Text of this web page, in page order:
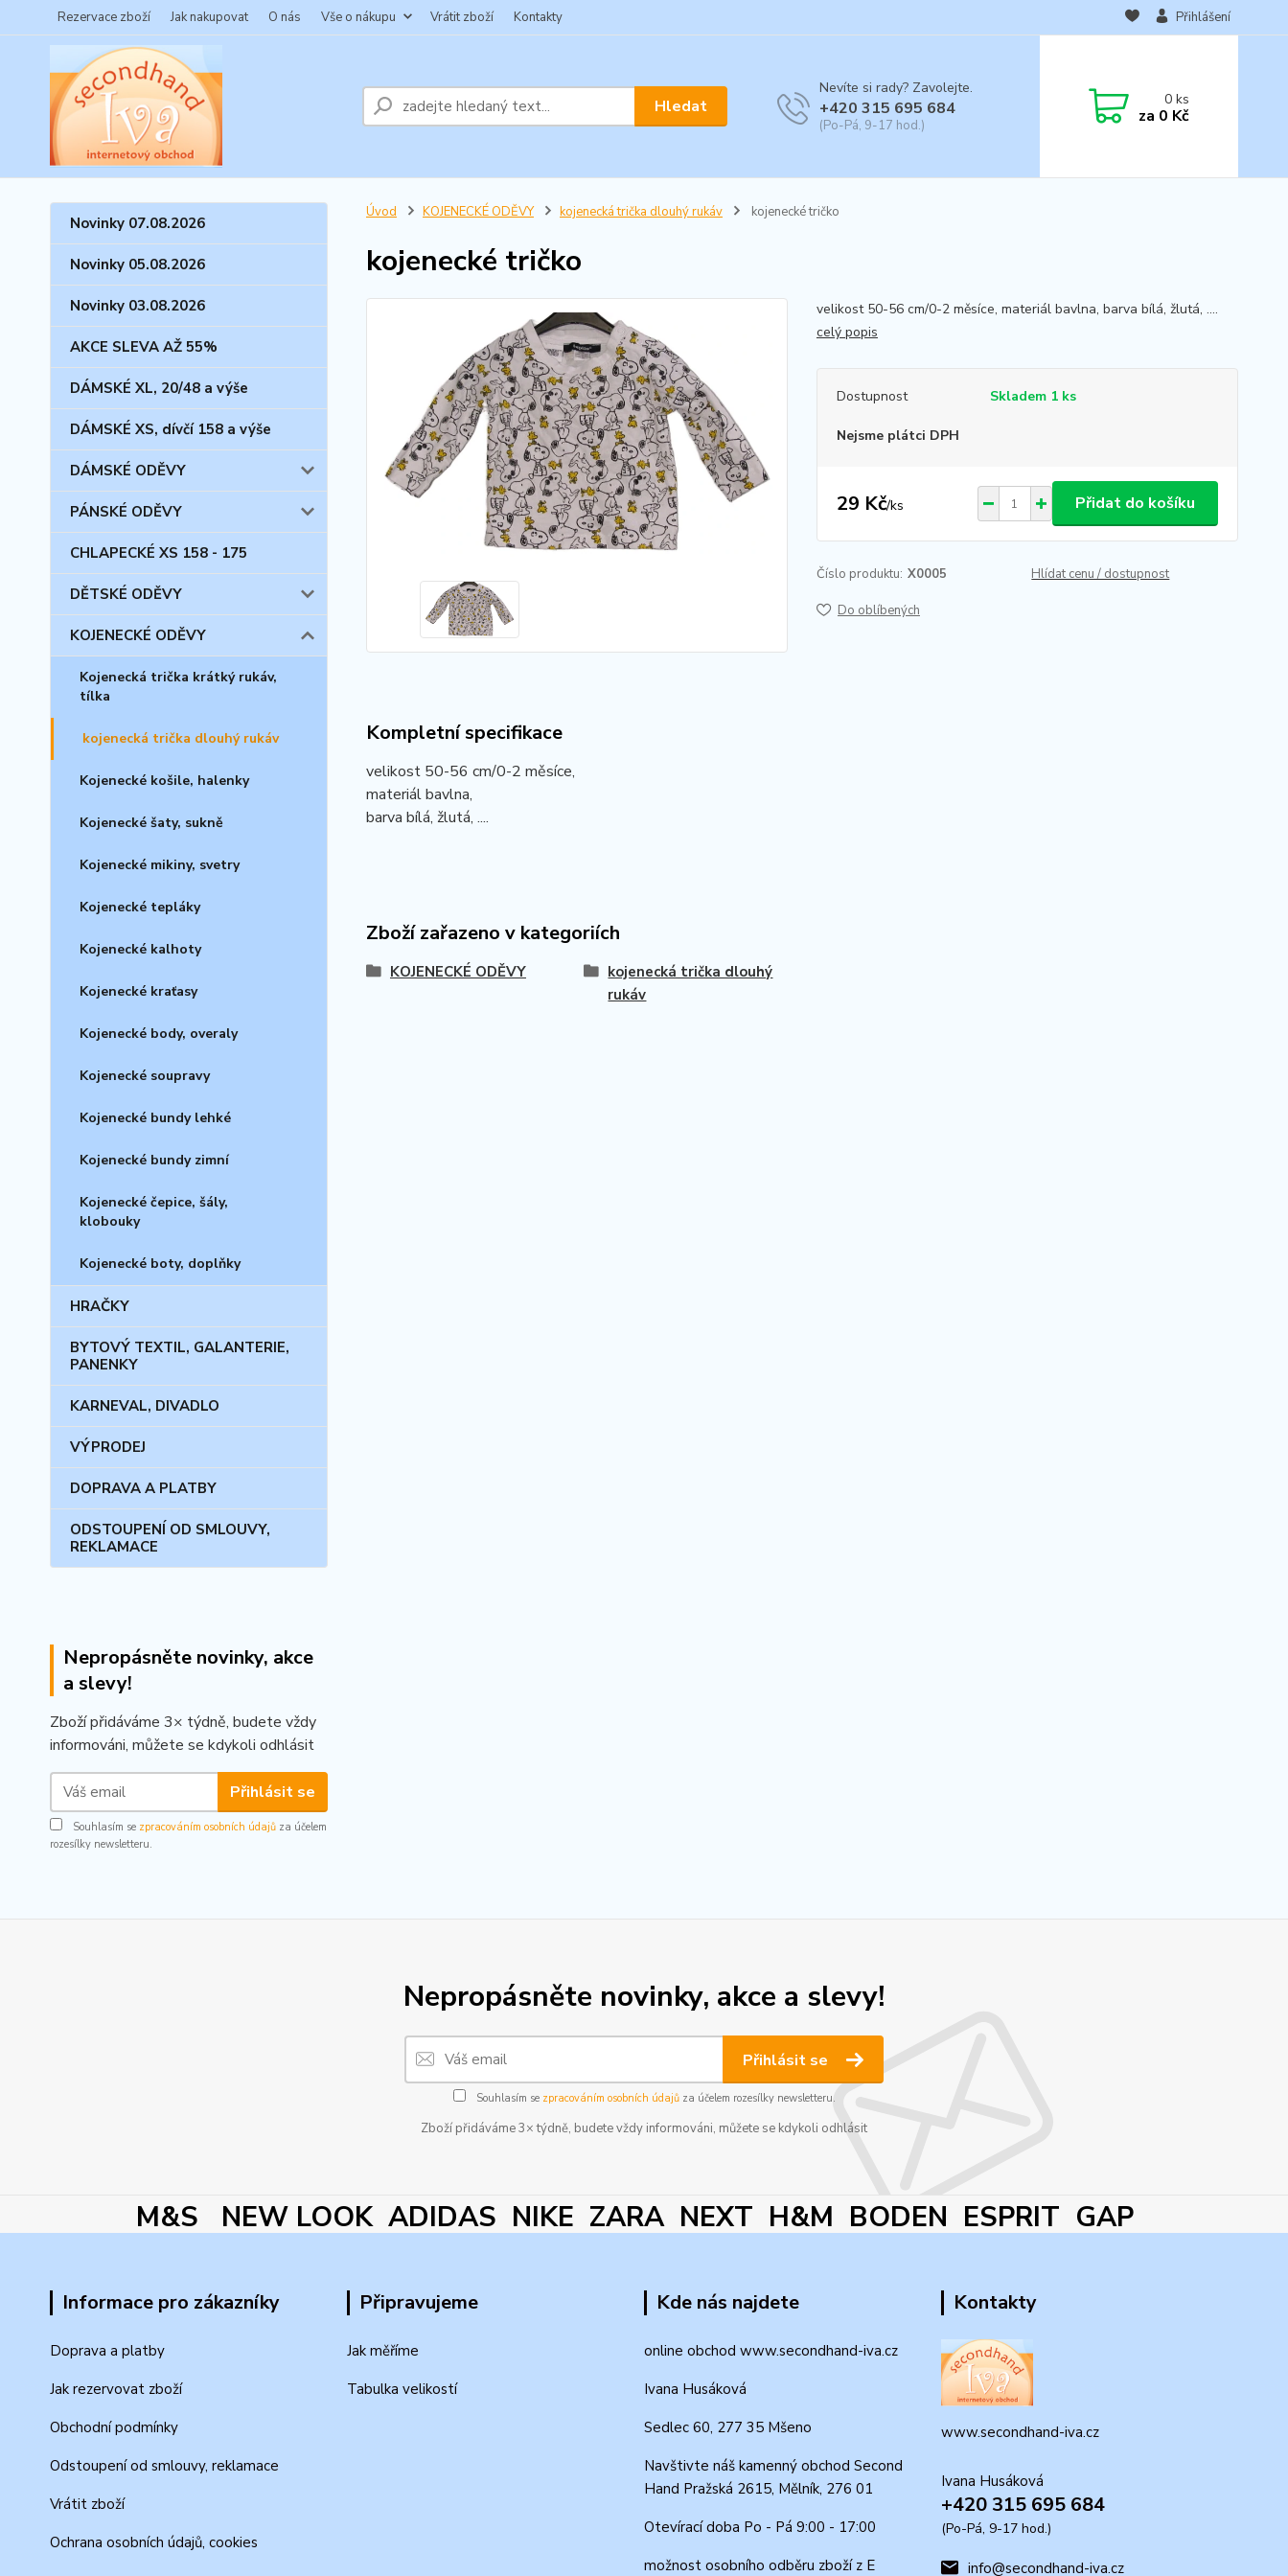
Rezervace zboží Jak nakupovat O nás Vše o nákupu Vrátit zboží Kontakty Přihlášení
Hledat
Nevíte si rady? Zavolejte.
+420 315 695 684
(Po-Pá, 9-17 hod.)
0ks
za 0 Kč
Novinky 07.08.2026
Novinky 05.08.2026
Novinky 03.08.2026
AKCE SLEVA AŽ 55%
DÁMSKÉ XL, 20/48 a výše
DÁMSKÉ XS, dívčí 158 a výše
DÁMSKÉ ODĚVY
PÁNSKÉ ODĚVY
CHLAPECKÉ XS 158 - 175
DĚTSKÉ ODĚVY
KOJENECKÉ ODĚVY
Kojenecká trička krátký rukáv,
tílka
kojenecká trička dlouhý rukáv
Kojenecké košile, halenky
Kojenecké šaty, sukně
Kojenecké mikiny, svetry
Kojenecké tepláky
Kojenecké kalhoty
Kojenecké kraťasy
Kojenecké body, overaly
Kojenecké soupravy
Kojenecké bundy lehké
Kojenecké bundy zimní
Kojenecké čepice, šály,
klobouky
Kojenecké boty, doplňky
HRAČKY
BYTOVÝ TEXTIL, GALANTERIE,
PANENKY
KARNEVAL, DIVADLO
VÝPRODEJ
DOPRAVA A PLATBY
ODSTOUPENÍ OD SMLOUVY,
REKLAMACE
Nepropásněte novinky, akce
a slevy!
Zboží přidáváme 3× týdně, budete vždy
informováni, můžete se kdykoli odhlásit
Přihlásit se
Souhlasím se zpracováním osobních údajů za účelem
rozesílky newsletteru.
Úvod KOJENECKÉ ODĚVY kojenecká trička dlouhý rukáv kojenecké tričko
kojenecké tričko
velikost 50-56 cm/0-2 měsíce, materiál bavlna, barva bílá, žlutá, ....
celý popis
Dostupnost Skladem 1 ks
Nejsme plátci DPH
29 Kč/ks Přidat do košíku
Číslo produktu: X0005 Hlídat cenu / dostupnost
Do oblíbených
Kompletní specifikace
velikost 50-56 cm/0-2 měsíce,
materiál bavlna,
barva bílá, žlutá, ....
Zboží zařazeno v kategoriích
KOJENECKÉ ODĚVY
kojenecká trička dlouhý
rukáv
Nepropásněte novinky, akce a slevy!
Přihlásit se
Souhlasím se zpracováním osobních údajůza účelem rozesílky newsletteru.
Zboží přidáváme 3× týdně, budete vždy informováni, můžete se kdykoli odhlásit
M&S NEW LOOK ADIDAS NIKE ZARA NEXT H&M BODEN ESPRIT GAP
Informace pro zákazníky
Doprava a platby
Jak rezervovat zboží
Obchodní podmínky
Odstoupení od smlouvy, reklamace
Vrátit zboží
Ochrana osobních údajů, cookies
Připravujeme
Jak měříme
Tabulka velikostí
Kde nás najdete
online obchod www.secondhand-iva.cz
Ivana Husáková
Sedlec 60, 277 35 Mšeno
Navštivte náš kamenný obchod Second
Hand Pražská 2615, Mělník, 276 01
Otevírací doba Po - Pá 9:00 - 17:00
možnost osobního odběru zboží z E
Kontakty
www.secondhand-iva.cz
Ivana Husáková
+420 315 695 684
(Po-Pá, 9-17 hod.)
info@secondhand-iva.cz